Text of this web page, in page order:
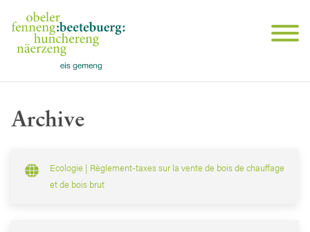
Archive
Ecologie | Règlement-taxes sur la vente de bois de chauffage
et de bois brut